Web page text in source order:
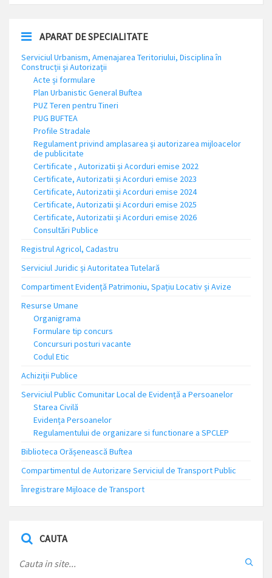
APARAT DE SPECIALITATE
Serviciul Urbanism, Amenajarea Teritoriului, Disciplina în
Construcții și Autorizații
Acte și formulare
Plan Urbanistic General Buftea
PUZ Teren pentru Tineri
PUG BUFTEA
Profile Stradale
Regulament privind amplasarea și autorizarea mijloacelor
de publicitate
Certificate , Autorizatii și Acorduri emise 2022
Certificate, Autorizatii și Acorduri emise 2023
Certificate, Autorizatii și Acorduri emise 2024
Certificate, Autorizatii și Acorduri emise 2025
Certificate, Autorizatii și Acorduri emise 2026
Consultări Publice
Registrul Agricol, Cadastru
Serviciul Juridic și Autoritatea Tutelară
Compartiment Evidență Patrimoniu, Spațiu Locativ și Avize
Resurse Umane
Organigrama
Formulare tip concurs
Concursuri posturi vacante
Codul Etic
Achiziții Publice
Serviciul Public Comunitar Local de Evidență a Persoanelor
Starea Civilă
Evidența Persoanelor
Regulamentului de organizare si functionare a SPCLEP
Biblioteca Orășenească Buftea
Compartimentul de Autorizare Serviciul de Transport Public
Înregistrare Mijloace de Transport
CAUTA